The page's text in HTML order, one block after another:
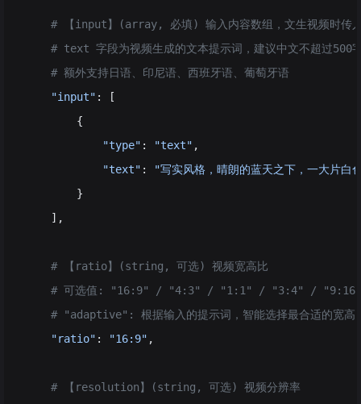
# 【input】(array, 必填) 输入内容数组，文生视频时传
# text 字段为视频生成的文本提示词，建议中文不超过500
    # 额外支持日语、印尼语、西班牙语、葡萄牙语
    "input"
: [
        {
            "type"
: "text" ,
            "text"
:
"写实风格，晴朗的蓝天之下，一大片白
        }
    ],
    # 【ratio】(string, 可选) 视频宽高比
# 可选值: "16:9" / "4:3" / "1:1" / "3:4" /
# "adaptive": 根据输入的提示词，智能选择最合适的宽高
    "ratio"
: "16:9" ,
    # 【resolution】(string, 可选) 视频分辨率